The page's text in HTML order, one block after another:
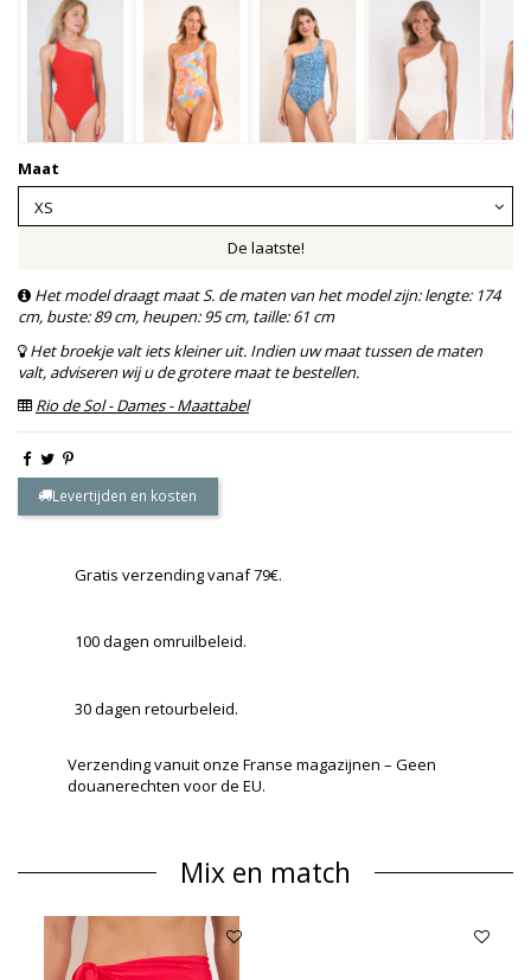
Maat
De laatste!
Het model draagt maat S. de maten van het model zijn: lengte: 174
cm, buste: 89 cm, heupen: 95 cm, taille: 61 cm
Het broekje valt iets kleiner uit. Indien uw maat tussen de maten
valt, adviseren wij u de grotere maat te bestellen.
Rio de Sol - Dames - Maattabel
Levertijden en kosten
Gratis verzending vanaf 79€.
100 dagen omruilbeleid.
30 dagen retourbeleid.
Verzending vanuit onze Franse magazijnen – Geen
douanerechten voor de EU.
Mix en match